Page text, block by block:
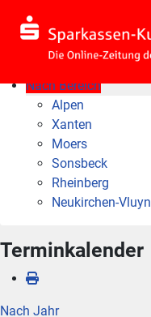
Nach Bereich
Alpen
Xanten
Moers
Sonsbeck
Rheinberg
Neukirchen-Vluyn
Terminkalender
Nach Jahr